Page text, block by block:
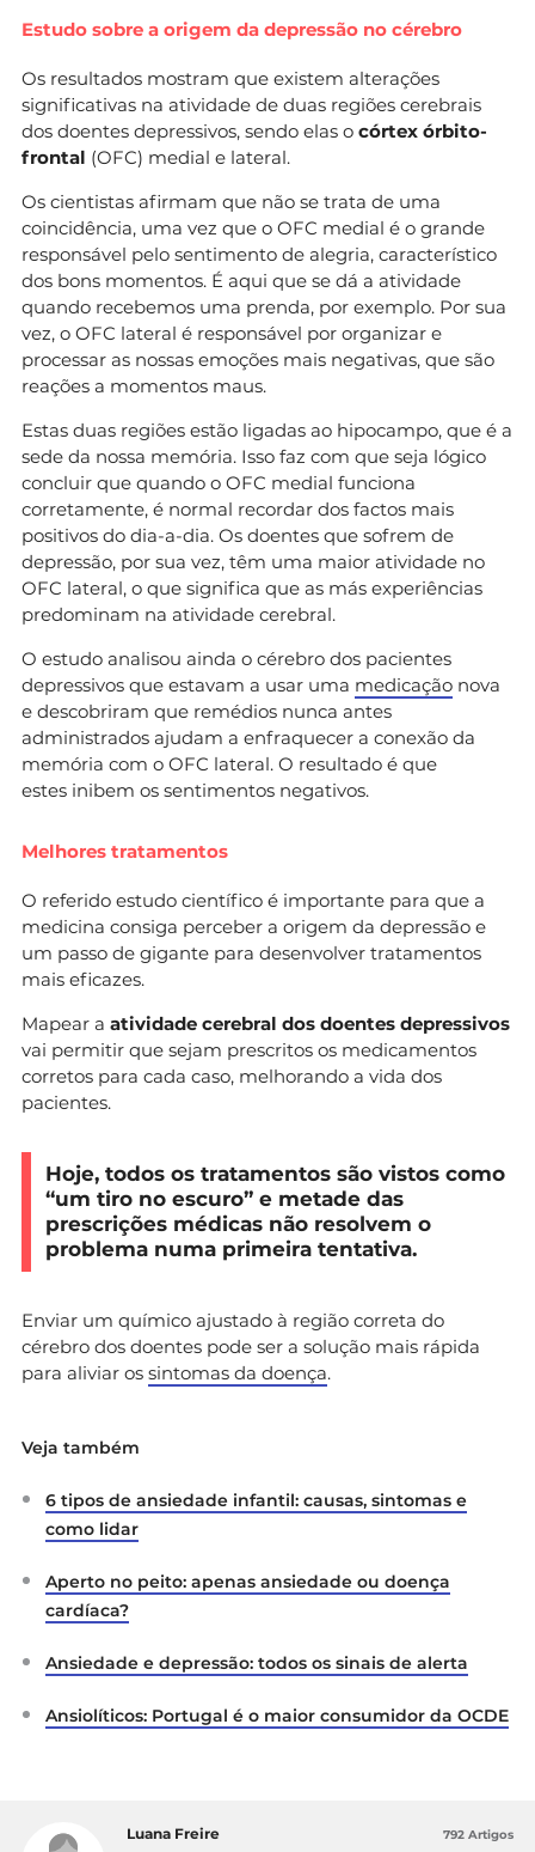
Estudo sobre a origem da depressão no cérebro
Os resultados mostram que existem alterações
significativas na atividade de duas regiões cerebrais
dos doentes depressivos, sendo elas o córtex órbito-
frontal (OFC) medial e lateral.
Os cientistas afirmam que não se trata de uma
coincidência, uma vez que o OFC medial é o grande
responsável pelo sentimento de alegria, característico
dos bons momentos. É aqui que se dá a atividade
quando recebemos uma prenda, por exemplo. Por sua
vez, o OFC lateral é responsável por organizar e
processar as nossas emoções mais negativas, que são
reações a momentos maus.
Estas duas regiões estão ligadas ao hipocampo, que é a
sede da nossa memória. Isso faz com que seja lógico
concluir que quando o OFC medial funciona
corretamente, é normal recordar dos factos mais
positivos do dia-a-dia. Os doentes que sofrem de
depressão, por sua vez, têm uma maior atividade no
OFC lateral, o que significa que as más experiências
predominam na atividade cerebral.
O estudo analisou ainda o cérebro dos pacientes
depressivos que estavam a usar uma medicação nova
e descobriram que remédios nunca antes
administrados ajudam a enfraquecer a conexão da
memória com o OFC lateral. O resultado é que
estes inibem os sentimentos negativos.
Melhores tratamentos
O referido estudo científico é importante para que a
medicina consiga perceber a origem da depressão e
um passo de gigante para desenvolver tratamentos
mais eficazes.
Mapear a atividade cerebral dos doentes depressivos
vai permitir que sejam prescritos os medicamentos
corretos para cada caso, melhorando a vida dos
pacientes.
Hoje, todos os tratamentos são vistos como
“um tiro no escuro” e metade das
prescrições médicas não resolvem o
problema numa primeira tentativa.
Enviar um químico ajustado à região correta do
cérebro dos doentes pode ser a solução mais rápida
para aliviar os sintomas da doença.
Veja também
6 tipos de ansiedade infantil: causas, sintomas e
como lidar
Aperto no peito: apenas ansiedade ou doença
cardíaca?
Ansiedade e depressão: todos os sinais de alerta
Ansiolíticos: Portugal é o maior consumidor da OCDE
Luana Freire 792 Artigos